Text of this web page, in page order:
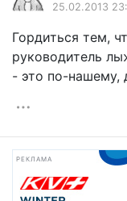
25.02.2013
Гордиться тем,
руководитель
- это по-нашему,
РЕКЛАМА